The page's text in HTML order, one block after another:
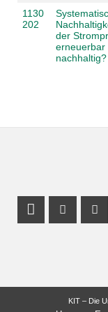
1130
202
der
erneuerbar
nachhaltig?
Profil
KIT – Die